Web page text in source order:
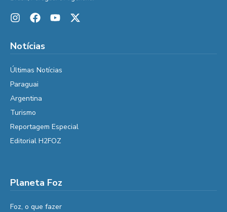
Notícias
Últimas Notícias
Paraguai
Argentina
Turismo
Reportagem Especial
Editorial H2FOZ
Planeta Foz
Foz, o que fazer